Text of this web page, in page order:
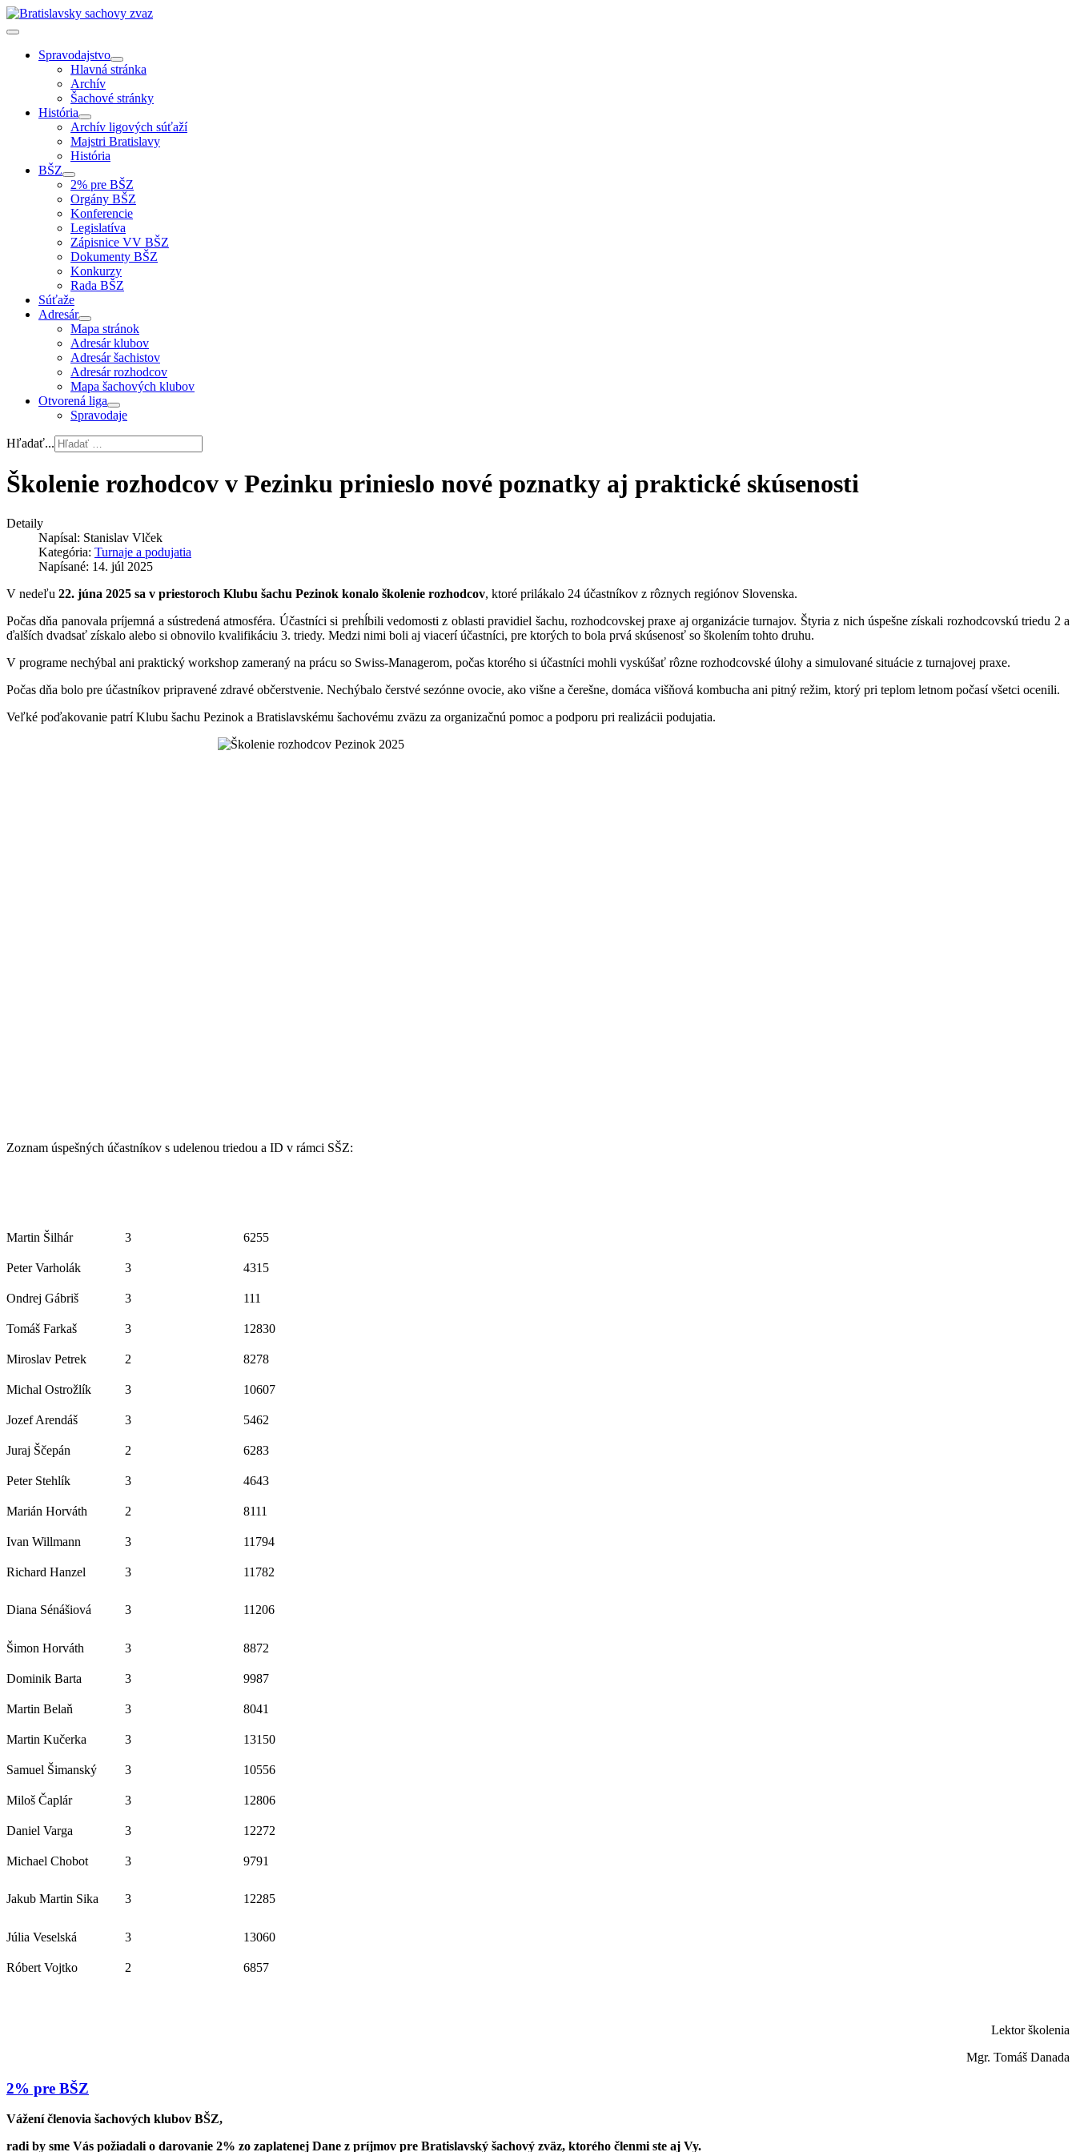
Spravodajstvo
Hlavná stránka
Archív
Šachové stránky
História
Archív ligových súťaží
Majstri Bratislavy
História
BŠZ
2% pre BŠZ
Orgány BŠZ
Konferencie
Legislatíva
Zápisnice VV BŠZ
Dokumenty BŠZ
Konkurzy
Rada BŠZ
Súťaže
Adresár
Mapa stránok
Adresár klubov
Adresár šachistov
Adresár rozhodcov
Mapa šachových klubov
Otvorená liga
Spravodaje
Hľadať...
Školenie rozhodcov v Pezinku prinieslo nové poznatky aj praktické skúsenosti
Detaily
Napísal: Stanislav Vlček
Kategória: Turnaje a podujatia
Napísané: 14. júl 2025
V nedeľu 22. júna 2025 sa v priestoroch Klubu šachu Pezinok konalo školenie rozhodcov, ktoré prilákalo 24 účastníkov z rôznych regiónov Slovenska.
Počas dňa panovala príjemná a sústredená atmosféra. Účastníci si prehĺbili vedomosti z oblasti pravidiel šachu, rozhodcovskej praxe aj organizácie turnajov. Štyria z nich úspešne získali rozhodcovskú triedu 2 a
ďalších dvadsať získalo alebo si obnovilo kvalifikáciu 3. triedy. Medzi nimi boli aj viacerí účastníci, pre ktorých to bola prvá skúsenosť so školením tohto druhu.
V programe nechýbal ani praktický workshop zameraný na prácu so Swiss-Managerom, počas ktorého si účastníci mohli vyskúšať rôzne rozhodcovské úlohy a simulované situácie z turnajovej praxe.
Počas dňa bolo pre účastníkov pripravené zdravé občerstvenie. Nechýbalo čerstvé sezónne ovocie, ako višne a čerešne, domáca višňová kombucha ani pitný režim, ktorý pri teplom letnom počasí všetci ocenili.
Veľké poďakovanie patrí Klubu šachu Pezinok a Bratislavskému šachovému zväzu za organizačnú pomoc a podporu pri realizácii podujatia.
Zoznam úspešných účastníkov s udelenou triedou a ID v rámci SŠZ:
Martin Šilhár 3 6255
Peter Varholák 3 4315
Ondrej Gábriš 3 111
Tomáš Farkaš 3 12830
Miroslav Petrek 2 8278
Michal Ostrožlík 3 10607
Jozef Arendáš 3 5462
Juraj Ščepán 2 6283
Peter Stehlík 3 4643
Marián Horváth 2 8111
Ivan Willmann 3 11794
Richard Hanzel 3 11782
Diana Sénášiová 3 11206
Šimon Horváth 3 8872
Dominik Barta 3 9987
Martin Belaň 3 8041
Martin Kučerka 3 13150
Samuel Šimanský 3 10556
Miloš Čaplár 3 12806
Daniel Varga 3 12272
Michael Chobot 3 9791
Jakub Martin Sika 3 12285
Júlia Veselská 3 13060
Róbert Vojtko 2 6857
Lektor školenia
Mgr. Tomáš Danada
2% pre BŠZ
Vážení členovia šachových klubov BŠZ,
radi by sme Vás požiadali o darovanie 2% zo zaplatenej Dane z príjmov pre Bratislavský šachový zväz, ktorého členmi ste aj Vy.